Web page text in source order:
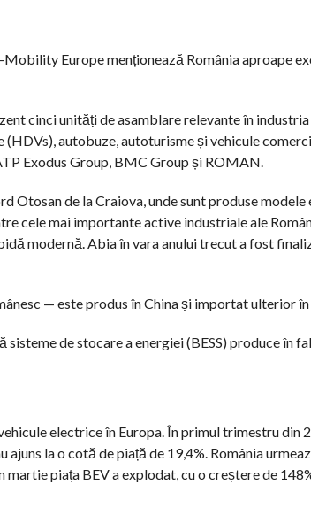
Europe menționează România aproape
cinci unități de asamblare relevante în industria
autobuze, autoturisme și vehicule
Exodus Group, BMC Group și ROMAN.
Otosan de la Craiova, unde sunt produse modele
cele mai importante active industriale ale
modernă. Abia în vara anului trecut a fost
— este produs în China și importat ulterior în
de stocare a energiei (BESS) produce în
electrice în Europa. În primul trimestru din
la o cotă de piață de 19,4%. România
piața BEV a explodat, cu o creștere de